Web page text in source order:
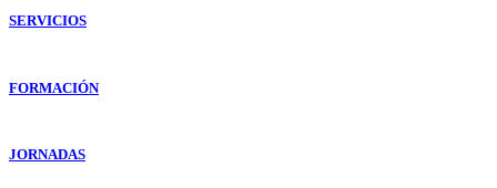
SERVICIOS
FORMACIÓN
JORNADAS